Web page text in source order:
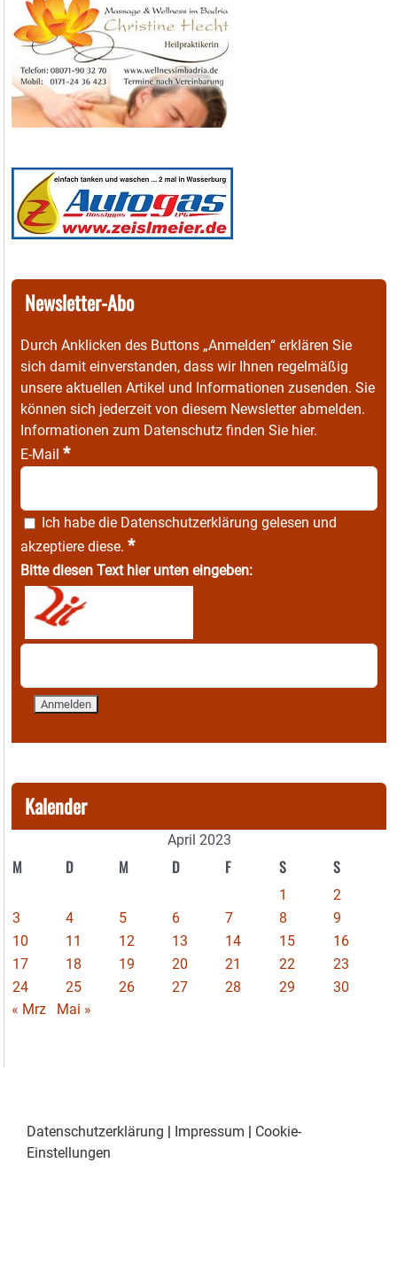
Newsletter-Abo
Durch Anklicken des Buttons „Anmelden“ erklären Sie
sich damit einverstanden, dass wir Ihnen regelmäßig
unsere aktuellen Artikel und Informationen zusenden. Sie
können sich jederzeit von diesem Newsletter abmelden.
Informationen zum Datenschutz finden Sie hier.
E-Mail *
Ich habe die Datenschutzerklärung gelesen und
akzeptiere diese. *
Bitte diesen Text hier unten eingeben:
Kalender
April 2023
M D M D F S S
1
2
3
4 5 6 7 8
9
10
11 12 13 14 15
16
17
18 19 20 21 22
23
24
25 26 27 28 29
30
« Mrz
Mai »
Datenschutzerklärung | Impressum | Cookie-
Einstellungen